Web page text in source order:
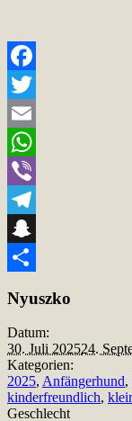
Facebook
Twitter
Email
WhatsApp
Viber
Telegram
Snapchat
Nyuszko
Datum:
30. Juli 202524.
Kategorien:
2025, Anfängerhund,
kinderfreundlich,
Geschlecht